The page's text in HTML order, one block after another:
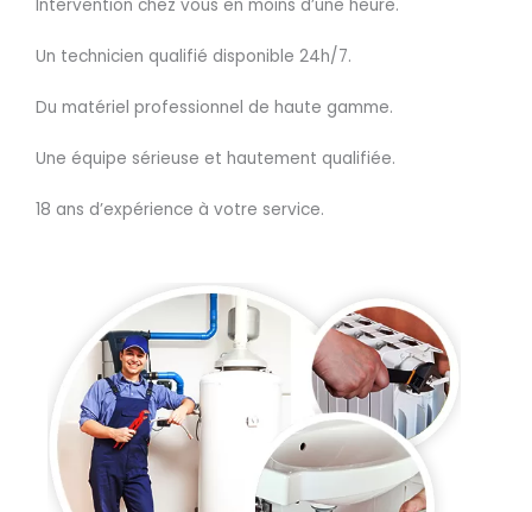
Intervention chez vous en moins d’une heure.
Un technicien qualifié disponible 24h/7.
Du matériel professionnel de haute gamme.
Une équipe sérieuse et hautement qualifiée.
18 ans d’expérience à votre service.